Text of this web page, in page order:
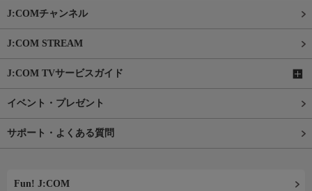
J:COMチャンネル
J:COM STREAM
J:COM TVサービスガイド
イベント・プレゼント
サポート・よくある質問
Fun! J:COM